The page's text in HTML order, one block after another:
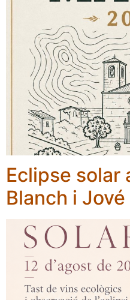
Eclipse solar
Blanch i Jové